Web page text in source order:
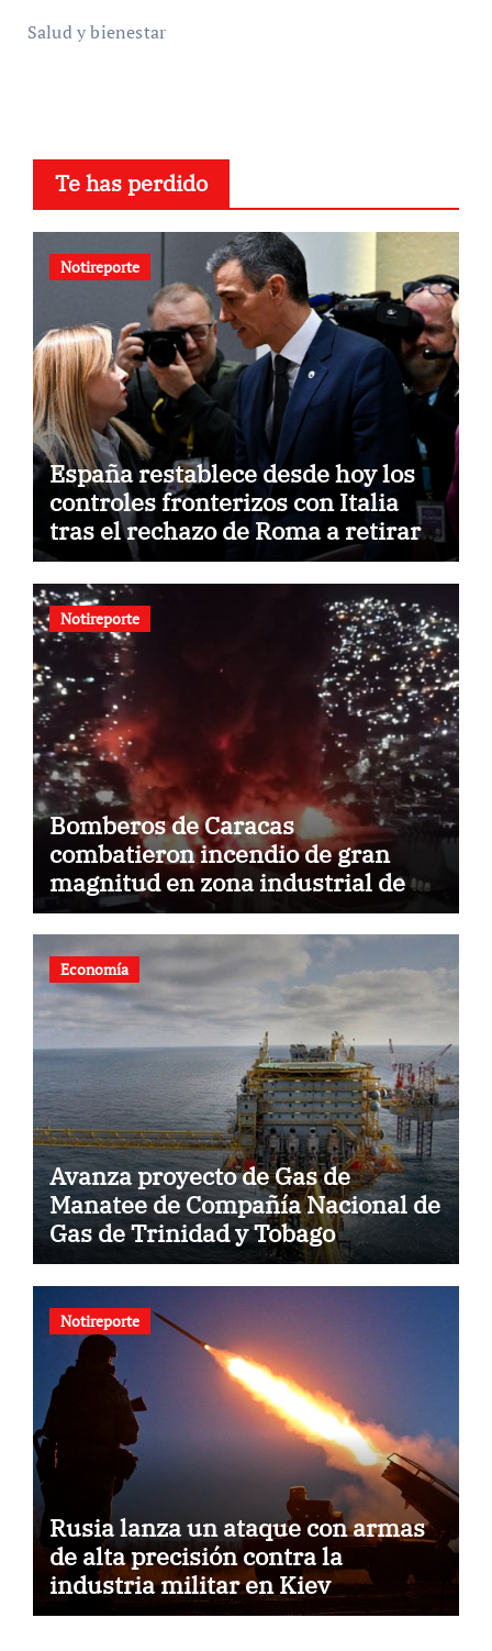
Salud y bienestar
Te has perdido
Notireporte
España restablece desde hoy los
controles fronterizos con Italia
tras el rechazo de Roma a retirar
las restricciones
Notireporte
Bomberos de Caracas
combatieron incendio de gran
magnitud en zona industrial de El
Llanito
Economía
Avanza proyecto de Gas de
Manatee de Compañía Nacional de
Gas de Trinidad y Tobago
Notireporte
Rusia lanza un ataque con armas
de alta precisión contra la
industria militar en Kiev